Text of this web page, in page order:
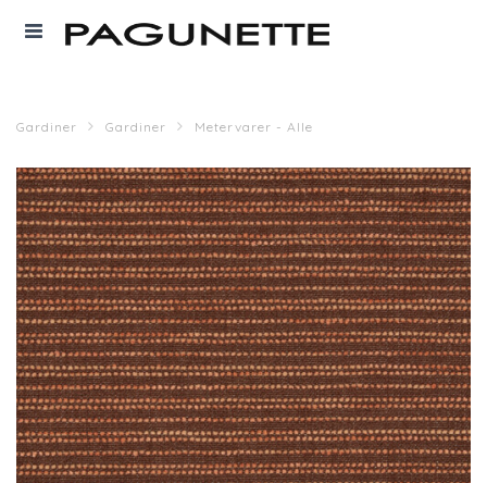
Gardiner Gardiner Metervarer - Alle